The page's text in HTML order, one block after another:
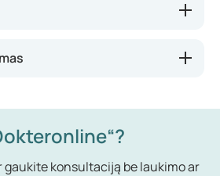
trakto veikla, stresas,
infekcijos ir alerginės
gaukite konsultaciją be laukimo ar